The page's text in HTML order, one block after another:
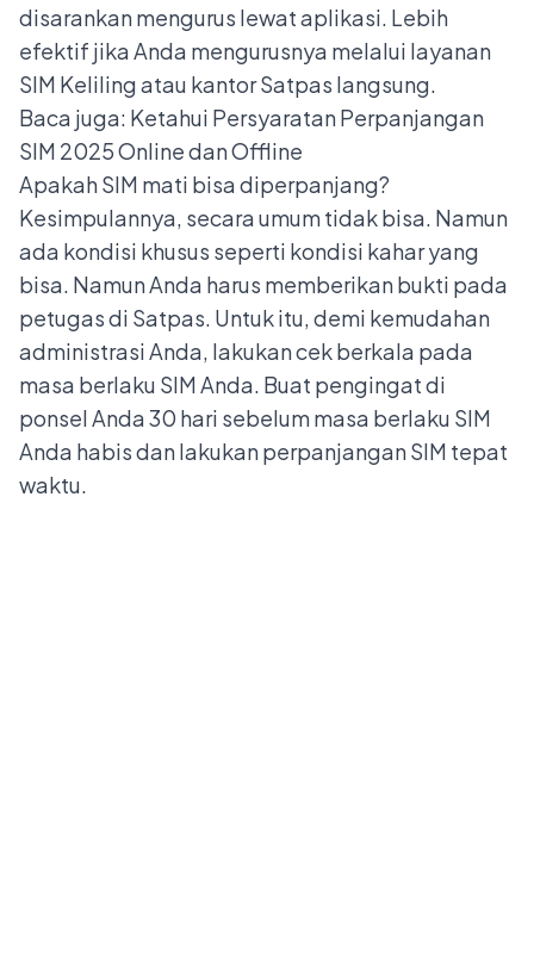
disarankan mengurus lewat aplikasi. Lebih
efektif jika Anda mengurusnya melalui layanan
SIM Keliling atau kantor Satpas langsung.
Baca juga: Ketahui Persyaratan Perpanjangan
SIM 2025 Online dan Offline
Apakah SIM mati bisa diperpanjang?
Kesimpulannya, secara umum tidak bisa. Namun
ada kondisi khusus seperti kondisi kahar yang
bisa. Namun Anda harus memberikan bukti pada
petugas di Satpas. Untuk itu, demi kemudahan
administrasi Anda, lakukan cek berkala pada
masa berlaku SIM Anda. Buat pengingat di
ponsel Anda 30 hari sebelum masa berlaku SIM
Anda habis dan lakukanperpanjangan SIM tepat
waktu.